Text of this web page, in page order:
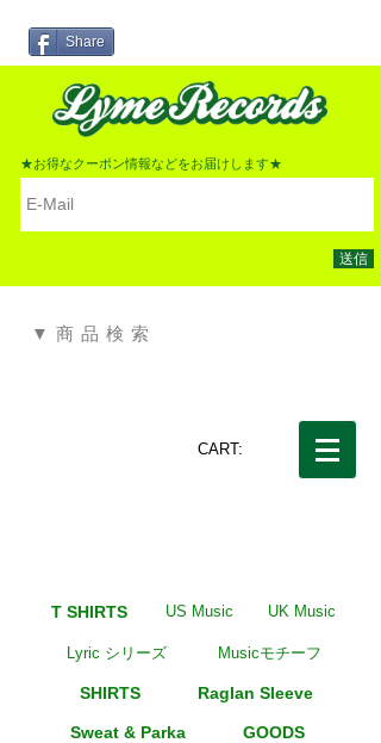
Share
★お得なクーポン情報などをお届けします★
送信
▼商品検索
CART:
T SHIRTS US Music UK Music
Lyric シリーズ
SHIRTS
Sweat & Parka
Musicモチーフ
Raglan Sleeve
GOODS